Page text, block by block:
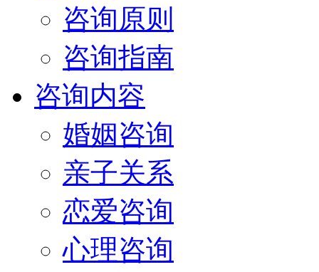
咨询原则
咨询指南
咨询内容
婚姻咨询
亲子关系
恋爱咨询
心理咨询